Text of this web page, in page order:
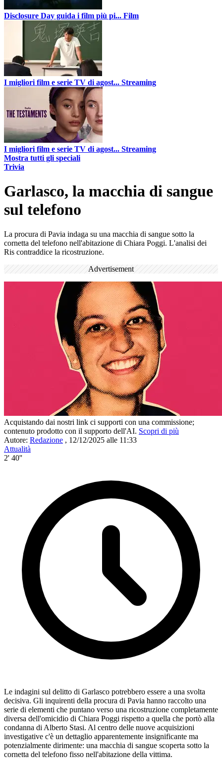
Disclosure Day guida i film più pi... Film
I migliori film e serie TV di agost... Streaming
I migliori film e serie TV di agost... Streaming
Mostra tutti gli speciali
Trivia
Garlasco, la macchia di sangue
sul telefono
La procura di Pavia indaga su una macchia di sangue sotto la
cornetta del telefono nell'abitazione di Chiara Poggi. L'analisi dei
Ris contraddice la ricostruzione.
Advertisement
Acquistando dai nostri link ci supporti con una commissione;
contenuto prodotto con il supporto dell'AI. Scopri di più
Autore: Redazione , 12/12/2025 alle 11:33
Attualità
2' 40''
Le indagini sul delitto di Garlasco potrebbero essere a una svolta
decisiva. Gli inquirenti della procura di Pavia hanno raccolto una
serie di elementi che puntano verso una ricostruzione completamente
diversa dell'omicidio di Chiara Poggi rispetto a quella che portò alla
condanna di Alberto Stasi. Al centro delle nuove acquisizioni
investigative c'è un dettaglio apparentemente insignificante ma
potenzialmente dirimente: una macchia di sangue scoperta sotto la
cornetta del telefono fisso nell'abitazione della vittima.